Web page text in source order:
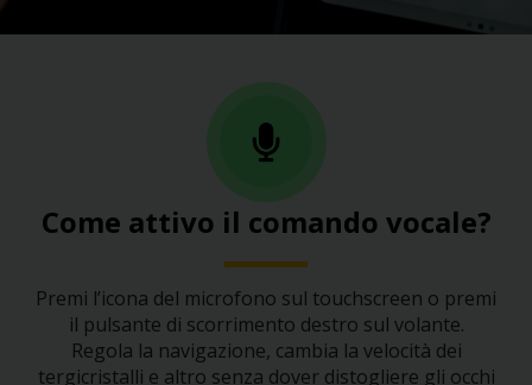
Come attivo il comando vocale?
Premi l’icona del microfono sul touchscreen o premi
il pulsante di scorrimento destro sul volante.
Regola la navigazione, cambia la velocità dei
tergicristalli e altro senza dover distogliere gli occhi